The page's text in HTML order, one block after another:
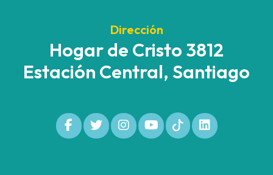
Dirección
Hogar de Cristo 3812
Estación Central, Santiago